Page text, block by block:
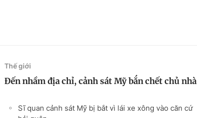
Thế giới
Đến nhầm địa chỉ, cảnh sát Mỹ bắn chết chủ nhà
Sĩ quan cảnh sát Mỹ bị bắt vì lái xe xông vào căn cứ